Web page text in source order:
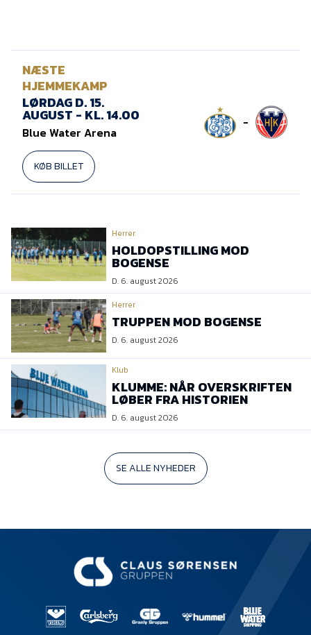
NÆSTE
HJEMMEKAMP
LØRDAG D. 15.
AUGUST - KL. 14.00
Blue Water Arena
KØB BILLET
-
Herrer
HOLDOPSTILLING MOD
BOGENSE
D. 6. august 2026
Herrer
TRUPPEN MOD BOGENSE
D. 6. august 2026
Klub
KLUMME: NÅR OVERSKRIFTEN
LØBER FRA HISTORIEN
D. 6. august 2026
SE ALLE NYHEDER